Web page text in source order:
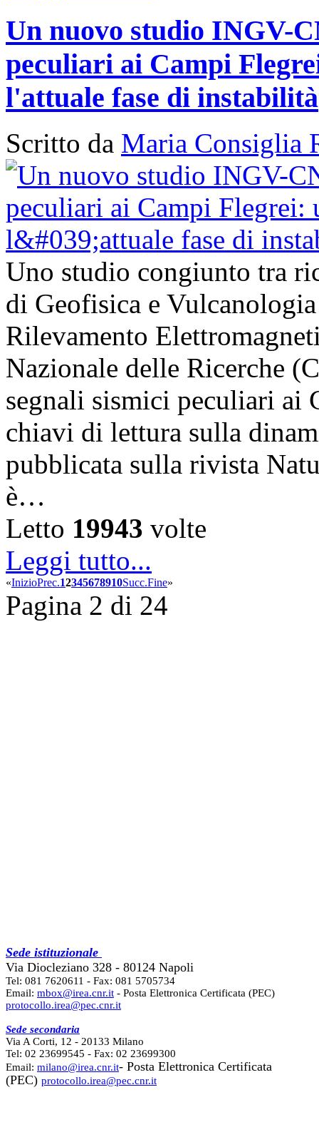
Un nuovo studio INGV-
peculiari ai Campi
l'attuale fase di instabilità
Scritto da Maria Consiglia
Uno studio congiunto tra
di Geofisica e
Rilevamento
Nazionale delle Ricerche
segnali sismici peculiari ai
chiavi di lettura sulla
pubblicata sulla rivista
è…
Letto 19943 volte
Leggi tutto...
«InizioPrec.12345678910Succ.Fine»
Pagina 2 di 24
Sede istituzionale
Via Diocleziano 328 - 80124 Napoli
Tel: 081 7620611 - Fax: 081 5705734
Email: mbox@irea.cnr.it - Posta Elettronica Certificata (PEC)
protocollo.irea@pec.cnr.it
Sede secondaria
Via A Corti, 12 - 20133 Milano
Tel: 02 23699545 - Fax: 02 23699300
Email: milano@irea.cnr.it- Posta Elettronica Certificata
(PEC) protocollo.irea@pec.cnr.it